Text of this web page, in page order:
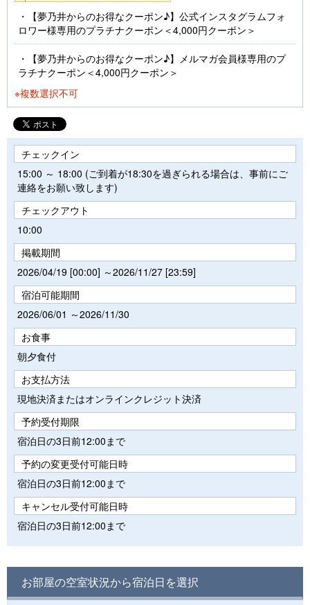
【夢乃井からのお得なクーポン♪】公式インスタグラムフォ
ロワー様専用のプラチナクーポン＜4,000円クーポン＞
【夢乃井からのお得なクーポン♪】メルマガ会員様専用のプ
ラチナクーポン＜4,000円クーポン＞
※複数選択不可
チェックイン
15:00 ～ 18:00 (ご到着が18:30を過ぎられる場合は、事前にご
連絡をお願い致します)
チェックアウト
10:00
掲載期間
2026/04/19 [00:00] ～2026/11/27 [23:59]
宿泊可能期間
2026/06/01 ～2026/11/30
お食事
朝夕食付
お支払方法
現地決済またはオンラインクレジット決済
予約受付期限
宿泊日の3日前12:00まで
予約の変更受付可能日時
宿泊日の3日前12:00まで
キャンセル受付可能日時
宿泊日の3日前12:00まで
お部屋の空室状況から宿泊日を選択